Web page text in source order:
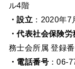
ル4階
・設立 ：2020年7
・代表社会保険労
務士会所属 登録
・電話番号：06-